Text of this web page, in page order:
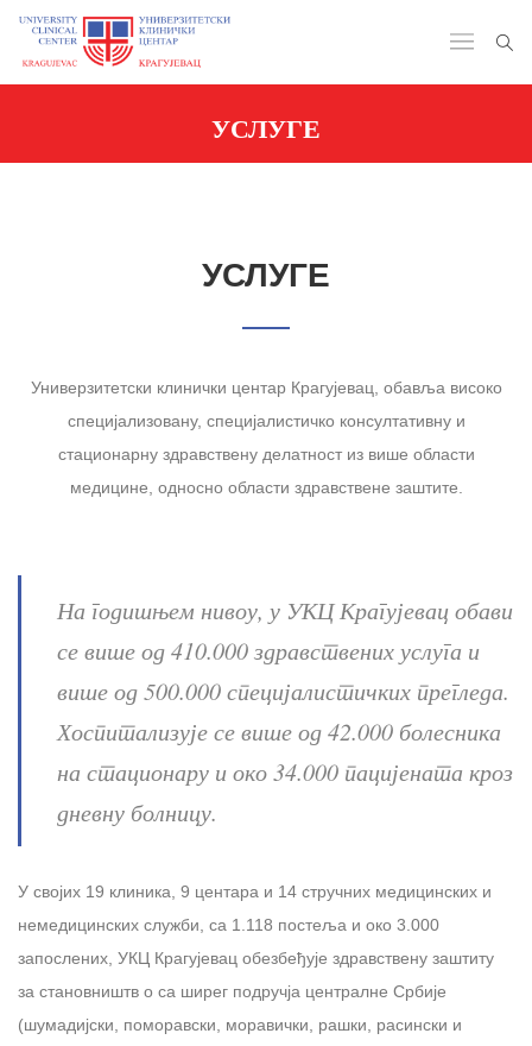
УСЛУГЕ
УСЛУГЕ
Универзитетски клинички центар Крагујевац, обавља високо
специјализовану, специјалистичко консултативну и
стационарну здравствену делатност из више области
медицине, односно области здравствене заштите.
На годишњем нивоу, у УКЦ Крагујевац обави
се више од 410.000 здравствених услуга и
више од 500.000 специјалистичких прегледа.
Хоспитализује се више од 42.000 болесника
на стационару и око 34.000 пацијената кроз
дневну болницу.
У својих 19 клиника, 9 центара и 14 стручних медицинских и
немедицинских служби, са 1.118 постеља и око 3.000
запослених, УКЦ Крагујевац обезбеђује здравствену заштиту
за становништв о са ширег подручја централне Србије
(шумадијски, поморавски, моравички, рашки, расински и